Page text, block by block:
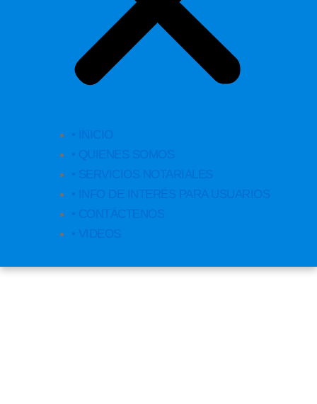
• INICIO
• QUIENES SOMOS
• SERVICIOS NOTARIALES
• INFO DE INTERÉS PARA USUARIOS
• CONTÁCTENOS
• VIDEOS